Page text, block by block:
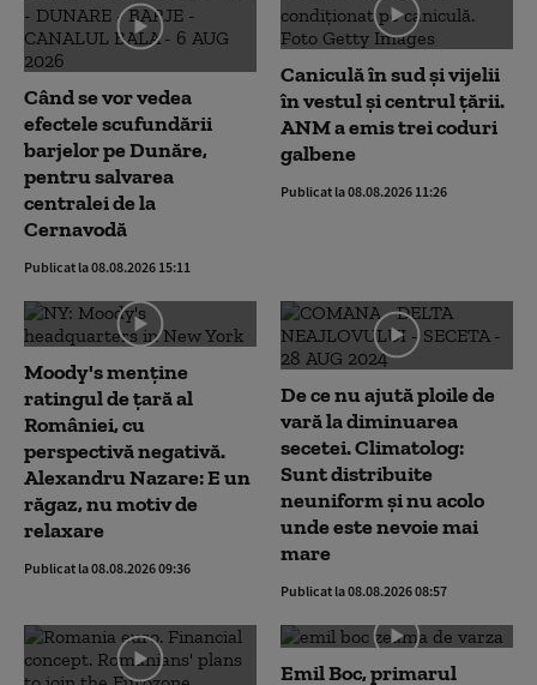
Când se vor vedea
efectele scufundării
barjelor pe Dunăre,
pentru salvarea
centralei de la
Cernavodă
Publicat la 08.08.2026 15:11
Caniculă în sud și vijelii
în vestul și centrul țării.
ANM a emis trei coduri
galbene
Publicat la 08.08.2026 11:26
Moody's menține
ratingul de țară al
României, cu
perspectivă negativă.
Alexandru Nazare: E un
răgaz, nu motiv de
relaxare
Publicat la 08.08.2026 09:36
De ce nu ajută ploile de
vară la diminuarea
secetei. Climatolog:
Sunt distribuite
neuniform și nu acolo
unde este nevoie mai
mare
Publicat la 08.08.2026 08:57
Emil Boc, primarul